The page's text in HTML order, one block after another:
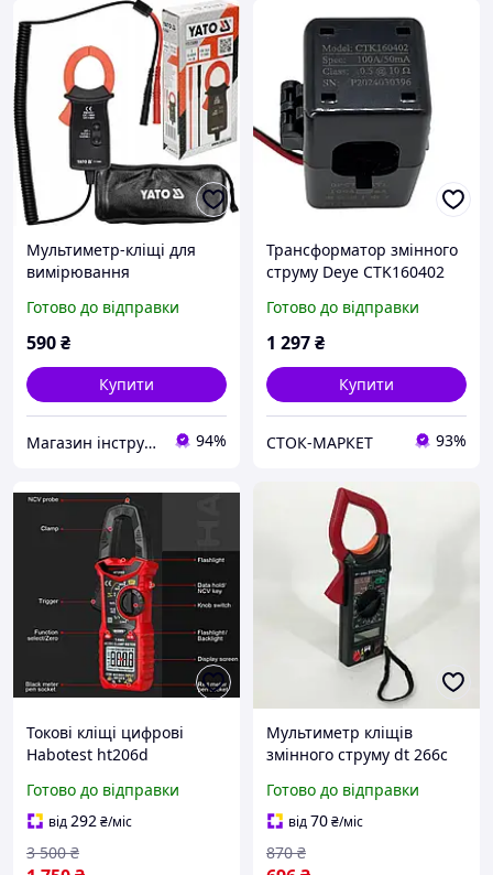
Мультиметр-кліщі для
вимірювання
600 А змінного струму
YATO YT-73090
Готово до відправки
590₴
Купити
Магазин інструменту MATRIX 94%
Трансформатор змінного
струму Deye CTK160402
Deye та інших (CT
токовий датчик)
Готово до відправки
1 297₴
Купити
СТОК-МАРКЕТ 93%
Токові кліщі цифрові
Habotest ht206d
вимірювання струму
Мультиметр з кліщами
для дроту амперметр
Готово до відправки
від292₴/міс
3 500 ₴
Мультиметр кліщів
змінного струму dt 266c
мультиметром цифровий
мультиметр
Готово до відправки
від70₴/міс
870 ₴